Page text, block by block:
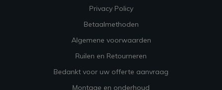
Privacy Policy
Betaalmethoden
Algemene voorwaarden
Ruilen en Retourneren
Bedankt voor uw offerte aanvraag
Montage en onderhoud